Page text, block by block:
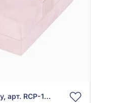
Футляр для набору, арт. RCP-17 RIBBи